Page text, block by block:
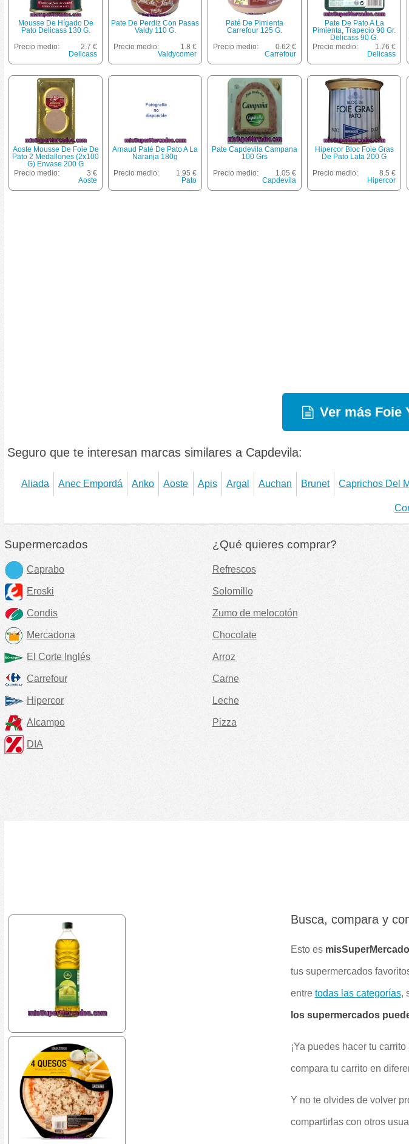
Mousse De Hígado De
Pato Delicass 130 G.
Precio medio:
2.7 €
Delicass
Pate De Perdiz Con Pasas
Valdy 110 G.
Precio medio:
1.8 €
Valdycomer
Paté De Pimienta
Carrefour 125 G.
Precio medio:
0.62 €
Carrefour
Pate De Pato A La
Pimienta, Trapecio 90 Gr.
Delicass 90 G.
Precio medio:
1.76 €
Delicass
Aoste Mousse De Foie De
Pato 2 Medallones (2x100
G) Envase 200 G
Precio medio:
3 €
Aoste
Arnaud Paté De Pato A La
Naranja 180g
Precio medio:
1.95 €
Pato
Pate Capdevila Campana
100 Grs
Precio medio:
1.05 €
Capdevila
Hipercor Bloc Foie Gras
De Pato Lata 200 G
Precio medio:
8.5 €
Hipercor
Ver más Foie
Seguro que te interesan marcas similares a Capdevila:
Aliada Anec Empordá Anko Aoste Apis Argal Auchan Brunet Caprichos Del
Supermercados
Caprabo
Eroski
Condis
Mercadona
El Corte Inglés
Carrefour
Hipercor
Alcampo
DIA
¿Qué quieres comprar?
Refrescos
Solomillo
Zumo de melocotón
Chocolate
Arroz
Carne
Leche
Pizza
Busca, compara y
Esto es
tus supermercados
entre todas las categorías,
los supermercados
¡Ya puedes hacer tu
compara tu carrito en
Y no te olvides de volver
compartirlas con otros